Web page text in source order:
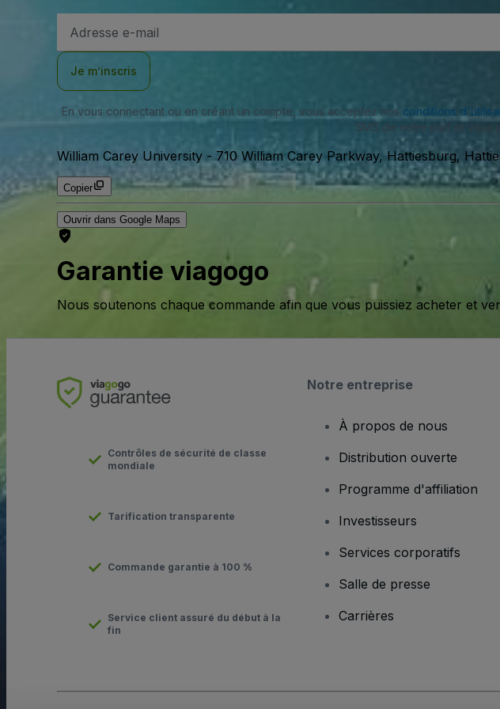
e-
Je m’inscris
En vous connectant ou en créant un compte, vous acceptez nos conditions
SMS de notre part et vous
William Carey University - 710 William Carey Parkway, Hattiesburg,
Copier
Ouvrir dans Google Maps
Garantie viagogo
Nous soutenons chaque commande afin que vous puissiez acheter et
Contrôles de sécurité de classe
mondiale
Tarification transparente
Commande garantie à 100 %
Service client assuré du début à la
fin
Notre entreprise
À propos de nous
Distribution ouverte
Programme d'affiliation
Investisseurs
Services corporatifs
Salle de presse
Carrières